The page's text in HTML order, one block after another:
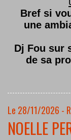
Bref si
une
Dj Fou sur
de sa
Le 28/11/2026 -
NOELLE